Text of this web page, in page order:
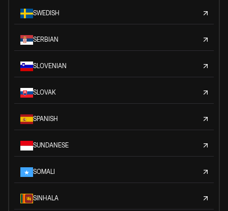
SWEDISH
SERBIAN
SLOVENIAN
SLOVAK
SPANISH
SUNDANESE
SOMALI
SINHALA